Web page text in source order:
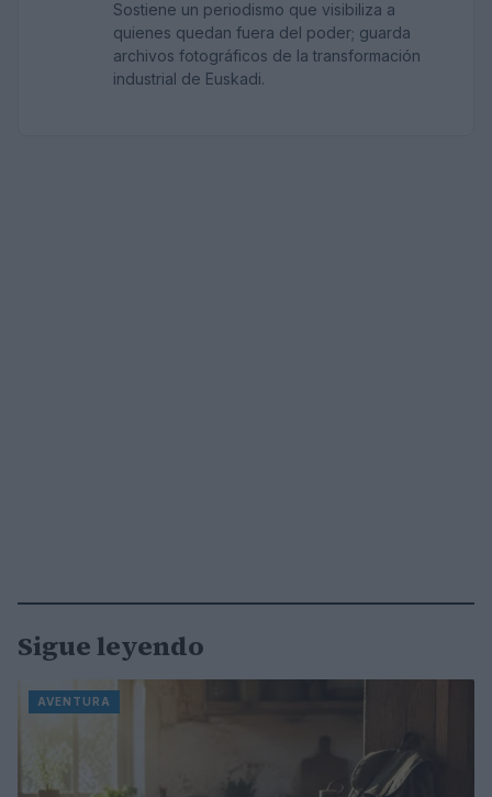
Sostiene un periodismo que visibiliza a
quienes quedan fuera del poder; guarda
archivos fotográficos de la transformación
industrial de Euskadi.
Sigue leyendo
AVENTURA